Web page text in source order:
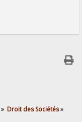
» Droit des Sociétés»